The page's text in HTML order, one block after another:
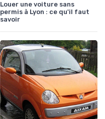
Louer une voiture sans
permis à Lyon : ce qu'il faut
savoir